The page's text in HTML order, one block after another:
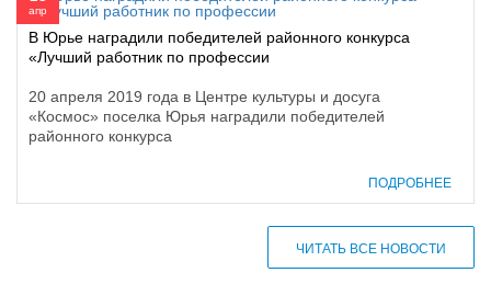
апр
В Юрье наградили победителей районного конкурса
«Лучший работник по профессии
20 апреля 2019 года в Центре культуры и досуга
«Космос» поселка Юрья наградили победителей
районного конкурса
ПОДРОБНЕЕ
ЧИТАТЬ ВСЕ НОВОСТИ